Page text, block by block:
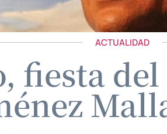
ACTUALIDAD
fiesta